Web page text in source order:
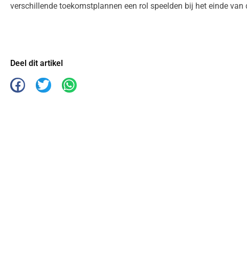
verschillende toekomstplannen een rol speelden bij het einde van
Deel dit artikel